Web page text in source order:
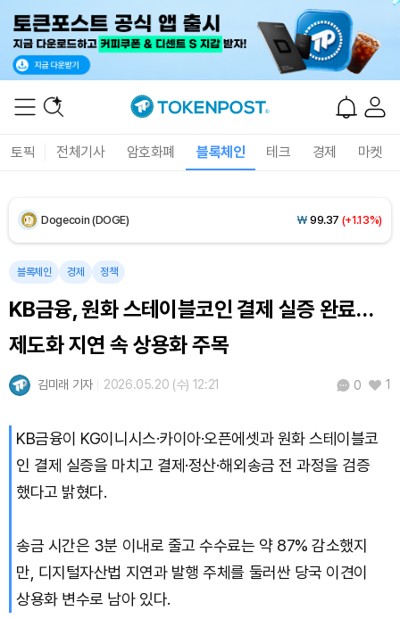
토픽 전체기사 암호화폐 블록체인 테크 경제 마켓
Solana (SOL) ₩104,739(+0.65%)
Bitcoin (BTC) 92,344,644(+0.49%)
블록체인 경제 정책
KB금융, 원화 스테이블코인 결제 실증 완료…
제도화 지연 속 상용화 주목
김미래 기자 2026.05.20 (수) 12:21 0 1
KB금융이 KG이니시스·카이아·오픈에셋과 원화 스테이블코
인 결제 실증을 마치고 결제·정산·해외송금 전 과정을 검증
했다고 밝혔다.
송금 시간은 3분 이내로 줄고 수수료는 약 87% 감소했지
만, 디지털자산법 지연과 발행 주체를 둘러싼 당국 이견이
상용화 변수로 남아 있다.